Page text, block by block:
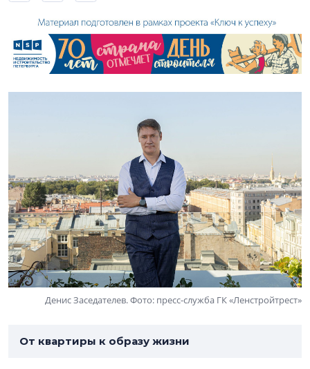
Денис Заседателев. Фото: пресс-служба ГК «Ленстройтрест»
От квартиры к образу жизни